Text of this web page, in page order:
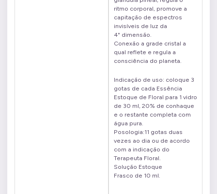
ritmo corporal, promove a
capitação de espectros
invisíveis de luz da
4° dimensão.
Conexão a grade cristal a
qual reflete e regula a
consciência do planeta.
Indicação de uso: coloque 3
gotas de cada Essência
Estoque de Floral para 1 vidro
de 30 ml, 20% de conhaque
e o restante completa com
água pura.
Posologia:11 gotas duas
vezes ao dia ou de acordo
com a indicação do
Terapeuta Floral.
Solução Estoque
Frasco de 10 ml.